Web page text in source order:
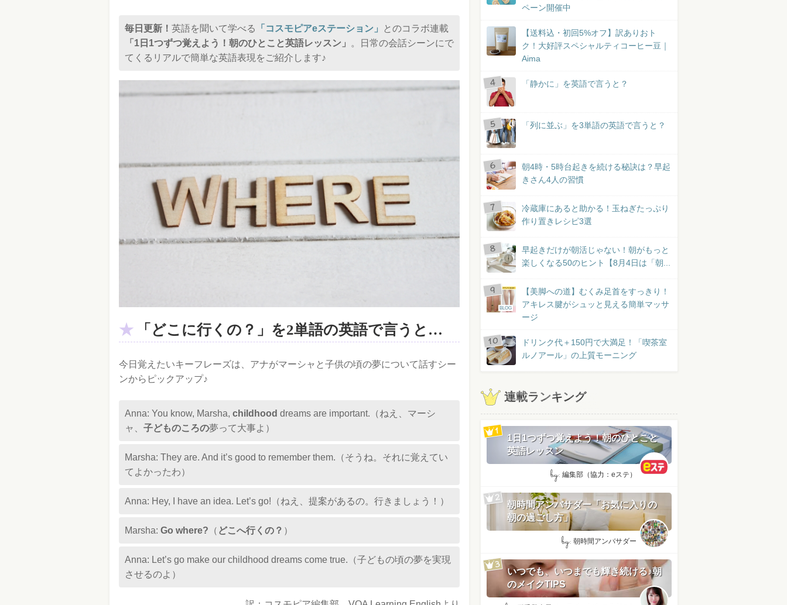
毎日更新！ 英語を聞いて学べる 「コスモピアeステーション」
とのコラボ連載
「1日1つずつ覚えよう！朝のひとこと英語レッスン」
。日常の会話シーンにで
てくるリアルで簡単な英語表現をご紹介します♪
「どこに行くの？」を2単語の英語で言うと…
今日覚えたいキーフレーズは、アナがマーシャと子供の頃の夢について話すシー
ンからピックアップ♪
Anna: You know, Marsha, childhood dreams are important.（ねえ、マーシ
ャ、 子どものころの夢って大事よ）
Marsha: They are. And it’s good to remember them.（そうね。それに覚えてい
てよかったわ）
Anna: Hey, I have an idea. Let’s go!（ねえ、提案があるの。行きましょう！）
Marsha: Go where? （ どこへ行くの？ ）
Anna: Let’s go make our childhood dreams come true.（子どもの頃の夢を実現
させるのよ）
ペーン開催中
【送料込・初回5%オフ】訳ありおト
ク！大好評スペシャルティコーヒー豆｜
Aima
「静かに」を英語で言うと？
「列に並ぶ」を3単語の英語で言うと？
朝4時・5時台起きを続ける秘訣は？早起
きさん4人の習慣
冷蔵庫にあると助かる！玉ねぎたっぷり
作り置きレシピ3選
早起きだけが朝活じゃない！朝がもっと
楽しくなる50のヒント【8月4日は「朝...
BLOG
【美脚への道】むくみ足首をすっきり！
アキレス腱がシュッと見える簡単マッサ
ージ
ドリンク代＋150円で大満足！「喫茶室
ルノアール」の上質モーニング
連載ランキング
1日1つずつ覚えよう！朝のひとこと
英語レッスン
by: 編集部（協力：eステ）
朝時間アンバサダー「お気に入りの
朝の過ごし方」
by: 朝時間アンバサダー
いつでも、いつまでも輝き続ける♪朝
のメイクTIPS